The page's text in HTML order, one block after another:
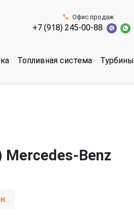
Офис продаж
+7 (918) 245-00-88
Топливная система Турбины
Benz
знак аварийной остановки